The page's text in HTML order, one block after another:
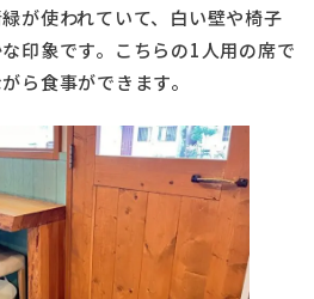
が使われていて、白い壁や椅子
印象です。こちらの1人用の席で
ら食事ができます。